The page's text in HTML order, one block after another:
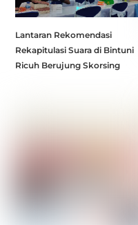
Lantaran Rekomendasi
Rekapitulasi Suara di Bintuni
Ricuh Berujung Skorsing